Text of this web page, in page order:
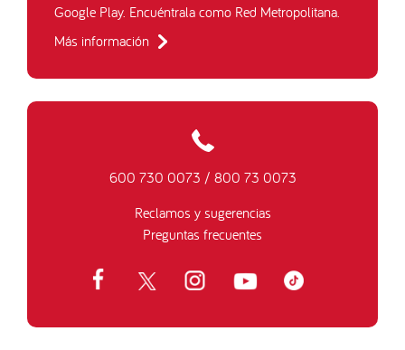
Google Play. Encuéntrala como Red Metropolitana.
Más información
600 730 0073 / 800 73 0073
Reclamos y sugerencias
Preguntas frecuentes